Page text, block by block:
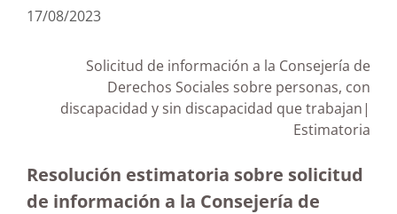
17/08/2023
Solicitud de información a la Consejería de
Derechos Sociales sobre personas, con
discapacidad y sin discapacidad que trabajan|
Estimatoria
Resolución estimatoria sobre solicitud
de información a la Consejería de